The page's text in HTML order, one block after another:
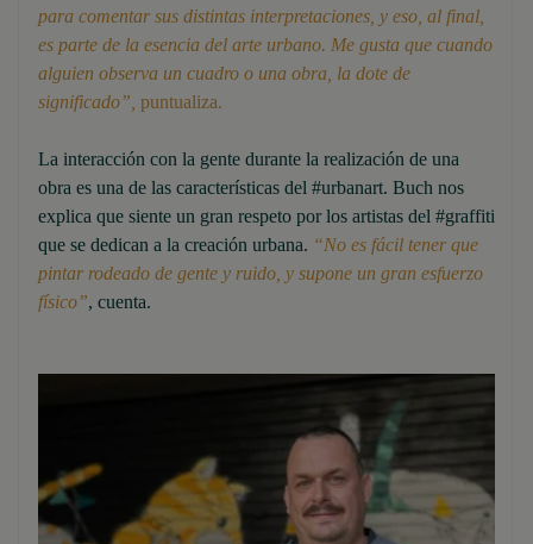
para comentar sus distintas interpretaciones, y eso, al final,
es parte de la esencia del arte urbano. Me gusta que cuando
alguien observa un cuadro o una obra, la dote de
significado”, puntualiza.
La interacción con la gente durante la realización de una
obra es una de las características del #urbanart. Buch nos
explica que siente un gran respeto por los artistas del #graffiti
que se dedican a la creación urbana. “No es fácil tener que
pintar rodeado de gente y ruido, y supone un gran esfuerzo
físico”, cuenta.